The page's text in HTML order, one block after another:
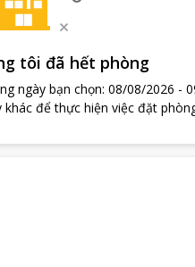
tôi đã hết phòng
ngày bạn chọn: 08/08/2026 -
khác để thực hiện việc đặt